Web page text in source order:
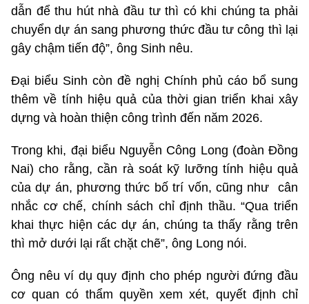
dẫn để thu hút nhà đầu tư thì có khi chúng ta phải
chuyển dự án sang phương thức đầu tư công thì lại
gây chậm tiến độ”, ông Sinh nêu.
Đại biểu Sinh còn đề nghị Chính phủ cáo bổ sung
thêm về tính hiệu quả của thời gian triển khai xây
dựng và hoàn thiện công trình đến năm 2026.
Trong khi, đại biểu Nguyễn Công Long (đoàn Đồng
Nai) cho rằng, cần rà soát kỹ lưỡng tính hiệu quả
của dự án, phương thức bố trí vốn, cũng như cân
nhắc cơ chế, chính sách chỉ định thầu. “Qua triển
khai thực hiện các dự án, chúng ta thấy rằng trên
thì mở dưới lại rất chặt chẽ”, ông Long nói.
Ông nêu ví dụ quy định cho phép người đứng đầu
cơ quan có thẩm quyền xem xét, quyết định chỉ